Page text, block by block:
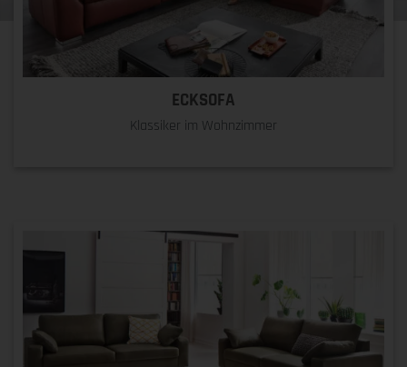
ECKSOFA
Klassiker im Wohnzimmer